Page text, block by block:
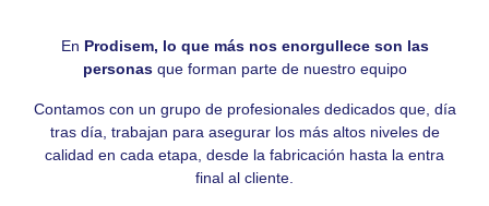
En Prodisem, lo que más nos enorgullece son las
personas que forman parte de nuestro equipo
Contamos con un grupo de profesionales dedicados que, día
tras día, trabajan para asegurar los más altos niveles de
calidad en cada etapa, desde la fabricación hasta la entra
final al cliente.